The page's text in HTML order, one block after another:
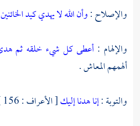
والإصلاح :وأن الله لا يهدي كيد الخائنين
والإلهام :أعطى كل شيء خلقه ثم
ألهمهم المعاش .
والتوبة :إنا هدنا إليك[ الأعراف : 156 ] .